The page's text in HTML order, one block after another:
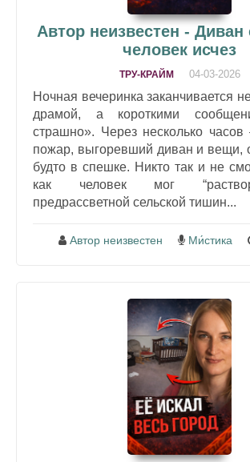
Автор неизвестен -
человек исчез
ТРУ-КРАЙМ 04-03-2026
Ночная вечеринка заканчивается
драмой, а короткими
страшно». Через несколько
пожар, выгоревший диван и вещи,
будто в спешке. Никто так и не
как человек мог
предрассветной сельской тишин...
Автор неизвестен Ми́стика